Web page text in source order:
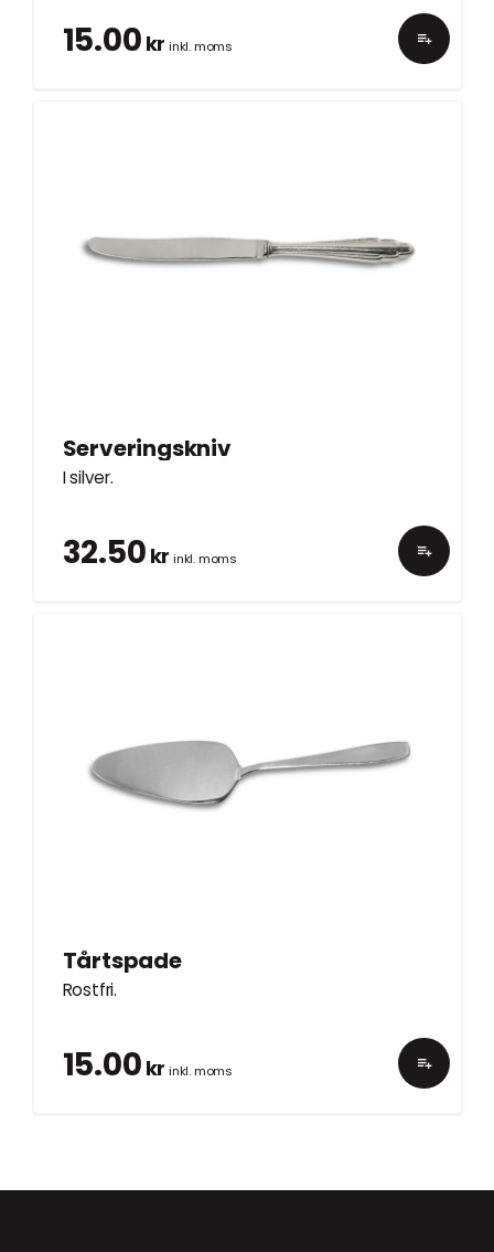
15.00 kr inkl. moms
Serveringskniv
I silver.
32.50 kr inkl. moms
Tårtspade
Rostfri.
15.00 kr inkl. moms